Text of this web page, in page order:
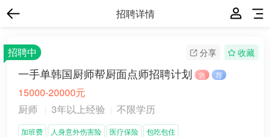
招聘详情
分享 收藏
招聘中
一手单韩国厨师帮厨面点师招聘计划 急 荐
15000-20000元
厨师
3年以上经验 不限学历
加班费 人身意外伤害险 医疗保险 包吃包住